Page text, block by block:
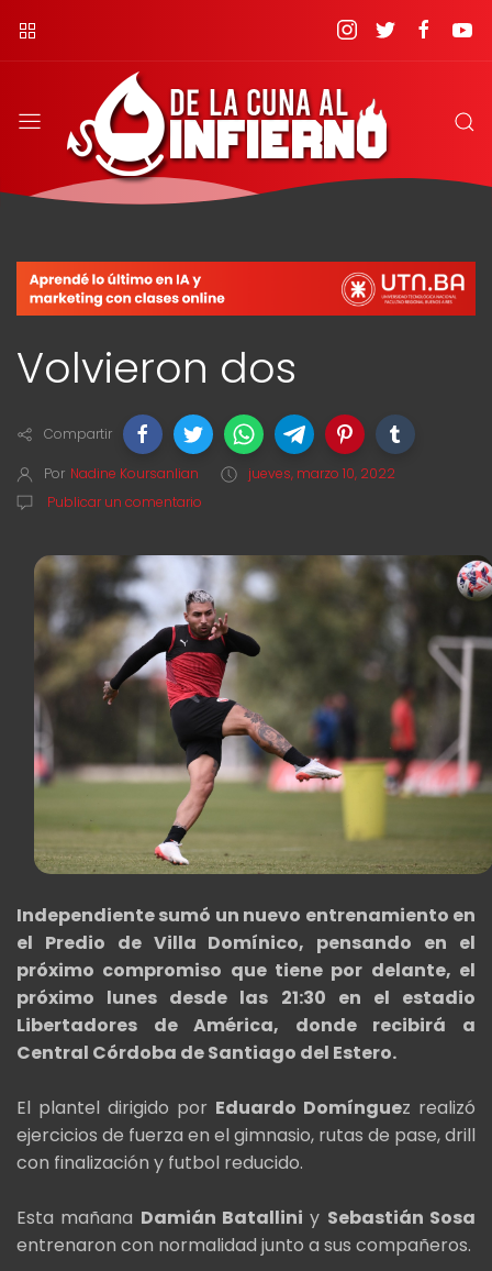
Volvieron dos
Compartir
Por Nadine Koursanlian
jueves, marzo 10, 2022
Publicar un comentario
Independiente sumó un nuevo entrenamiento en
el Predio de Villa Domínico, pensando en el
próximo compromiso que tiene por delante, el
próximo lunes desde las 21:30 en el estadio
Libertadores de América, donde recibirá a
Central Córdoba de Santiago del Estero.
El plantel dirigido por Eduardo Domínguez realizó
ejercicios de fuerza en el gimnasio, rutas de pase, drill
con finalización y futbol reducido.
Esta mañana Damián Batallini y Sebastián Sosa
entrenaron con normalidad junto a sus compañeros.